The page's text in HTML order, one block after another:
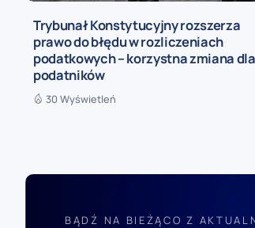
Trybunał Konstytucyjny rozszerza
prawo do błędu w rozliczeniach
podatkowych – korzystna zmiana dla
podatników
30 Wyświetleń
BĄDŹ NA BIEŻĄCO Z